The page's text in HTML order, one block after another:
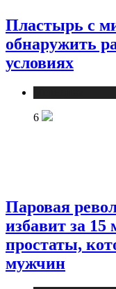
Пластырь с
обнаружить
условиях
6
Паровая
избавит за
простаты,
мужчин